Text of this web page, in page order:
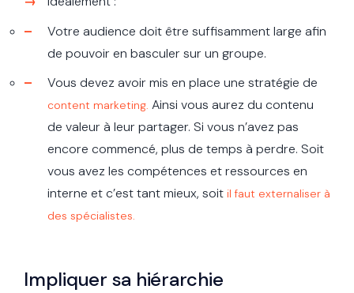
Votre audience doit être suffisamment large afin
de pouvoir en basculer sur un groupe.
Vous devez avoir mis en place une stratégie de
content marketing. Ainsi vous aurez du contenu
de valeur à leur partager. Si vous n’avez pas
encore commencé, plus de temps à perdre. Soit
vous avez les compétences et ressources en
interne et c’est tant mieux, soit il faut externaliser à
des spécialistes.
Impliquer sa hiérarchie